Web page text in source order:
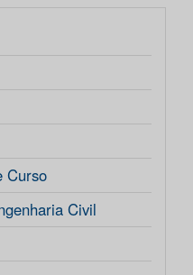
Curso
Civil